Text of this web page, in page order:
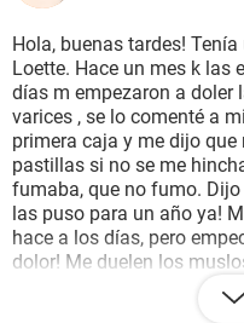
BIENESTAR
SEXUALIDAD
GLOSARIO
Hola, buenas tardes!
Loette. Hace un mes k las
días m empezaron a doler
varices , se lo comenté a
primera caja y me dijo
pastillas si no se me
fumaba, que no fumo.
las puso para un año ya!
hace a los días, pero
dolor! Me duelen los
de las piernas también
segunda caja , si fuese